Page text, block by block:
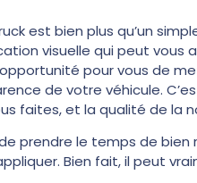
est bien plus qu’un
visuelle qui peut vous
pour vous de
de votre véhicule.
faites, et la qualité de la
prendre le temps de
Bien fait, il peut